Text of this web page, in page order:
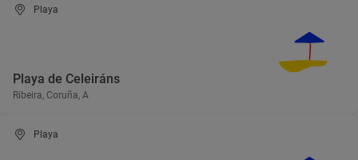
Playa
Playa de Celeiráns
Ribeira, Coruña, A
Playa